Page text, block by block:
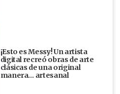
¡Esto es Messy! Un artista
digital recreó obras de arte
clásicas de una original
manera… artesanal